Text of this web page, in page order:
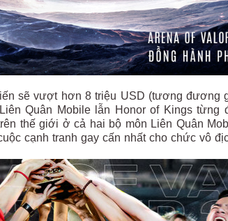
sẽ vượt hơn 8 triệu USD (tương đương
Quân Mobile lẫn Honor of Kings
thế giới ở cả hai bộ môn Liên Quân
cạnh tranh gay cấn nhất cho chức vô